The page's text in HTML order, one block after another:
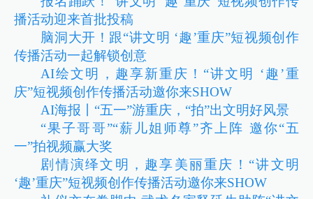
播活动迎来首批投稿
脑洞大开！跟“讲文明 ‘趣’重庆”短视频创作
传播活动一起解锁创意
AI绘文明，趣享新重庆！“讲文明 ‘趣’重
庆”短视频创作传播活动邀你来SHOW
AI海报丨“五一”游重庆，“拍”出文明好风景
“果子哥哥”“薪儿姐师尊”齐上阵 邀你“五
一”拍视频赢大奖
剧情演绎文明，趣享美丽重庆！“讲文明
‘趣’重庆”短视频创作传播活动邀你来SHOW